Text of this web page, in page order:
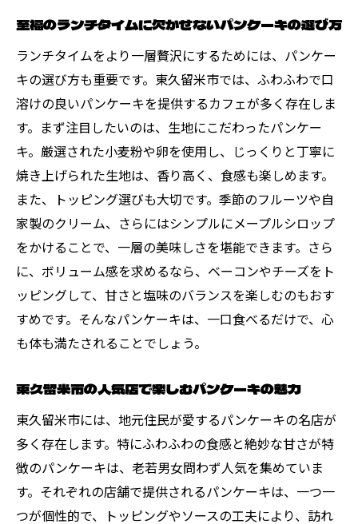
パンケーキが主役！東久留米市での贅沢ランチ
の提案
パンケーキを中心にしたランチプラン
甘さ控えめのパンケーキで楽しむランチ
パンケーキと相性抜群のランチメニュー
ランチに最適なパンケーキの選び方
東久留米市でのランチに欠かせないパンケ
ーキ
特別な日に試したいパンケーキランチ
東久留米市でのランチタイムに欠かせないパン
ケーキ情報
人気のパンケーキ店が提供する絶品メニュ
ー
ト
東久留米市でのパンケーキ選びのポイント
ランチを彩るパンケーキの魅力
パンケーキを楽しむための東久留米市ガイ
ド
至福のランチタイムに欠かせないパンケーキの選び方
ランチタイムをより一層贅沢にするためには、パンケー
キの選び方も重要です。東久留米市では、ふわふわで口
溶けの良いパンケーキを提供するカフェが多く存在しま
す。まず注目したいのは、生地にこだわったパンケー
キ。厳選された小麦粉や卵を使用し、じっくりと丁寧に
焼き上げられた生地は、香り高く、食感も楽しめます。
また、トッピング選びも大切です。季節のフルーツや自
家製のクリーム、さらにはシンプルにメープルシロップ
をかけることで、一層の美味しさを堪能できます。さら
に、ボリューム感を求めるなら、ベーコンやチーズをト
ッピングして、甘さと塩味のバランスを楽しむのもおす
すめです。そんなパンケーキは、一口食べるだけで、心
も体も満たされることでしょう。
東久留米市の人気店で楽しむパンケーキの魅力
東久留米市には、地元住民が愛するパンケーキの名店が
多く存在します。特にふわふわの食感と絶妙な甘さが特
徴のパンケーキは、老若男女問わず人気を集めていま
す。それぞれの店舗で提供されるパンケーキは、一つ一
つが個性的で、トッピングやソースの工夫により、訪れ